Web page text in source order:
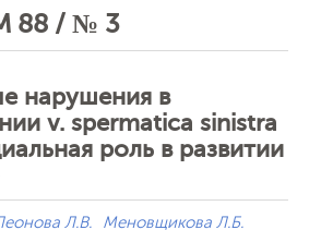
88 / № 3
нарушения в
v. spermatica sinistra
роль в развитии
Л.В.
Меновщикова Л.Б.